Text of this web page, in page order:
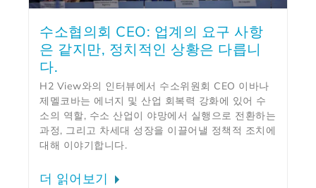
수소협의회 CEO: 업계의 요구 사항
은 같지만, 정치적인 상황은 다릅니
다.
H2 View와의 인터뷰에서 수소위원회 CEO 이바나
제멜코바는 에너지 및 산업 회복력 강화에 있어 수
소의 역할, 수소 산업이 야망에서 실행으로 전환하는
과정, 그리고 차세대 성장을 이끌어낼 정책적 조치에
대해 이야기합니다.
더 읽어보기